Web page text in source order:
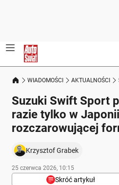
WIADOMOŚCI AKTUALNOŚCI
Suzuki Swift Sport
razie tylko w
rozczarowującej
Krzysztof Grabek
25 czerwca 2026, 10:15
Skróć artykuł